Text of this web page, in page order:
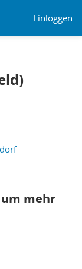
Einloggen
um mehr